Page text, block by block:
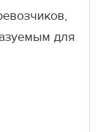
для